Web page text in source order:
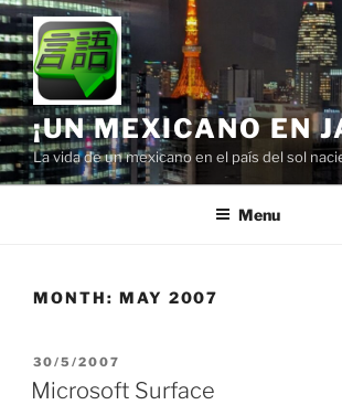
Skip
to
content
¡UN MEXICANO EN
La vida de un mexicano en el país del sol
Menu
MONTH: MAY 2007
POSTED
ON
30/5/2007
Microsoft Surface